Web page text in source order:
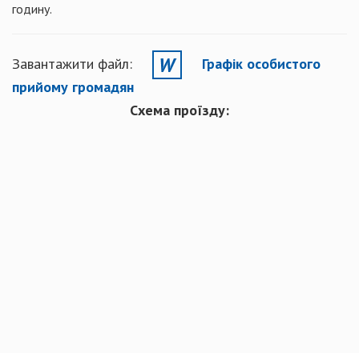
годину.
Завантажити файл:
Графік особистого
прийому громадян
Схема проїзду: